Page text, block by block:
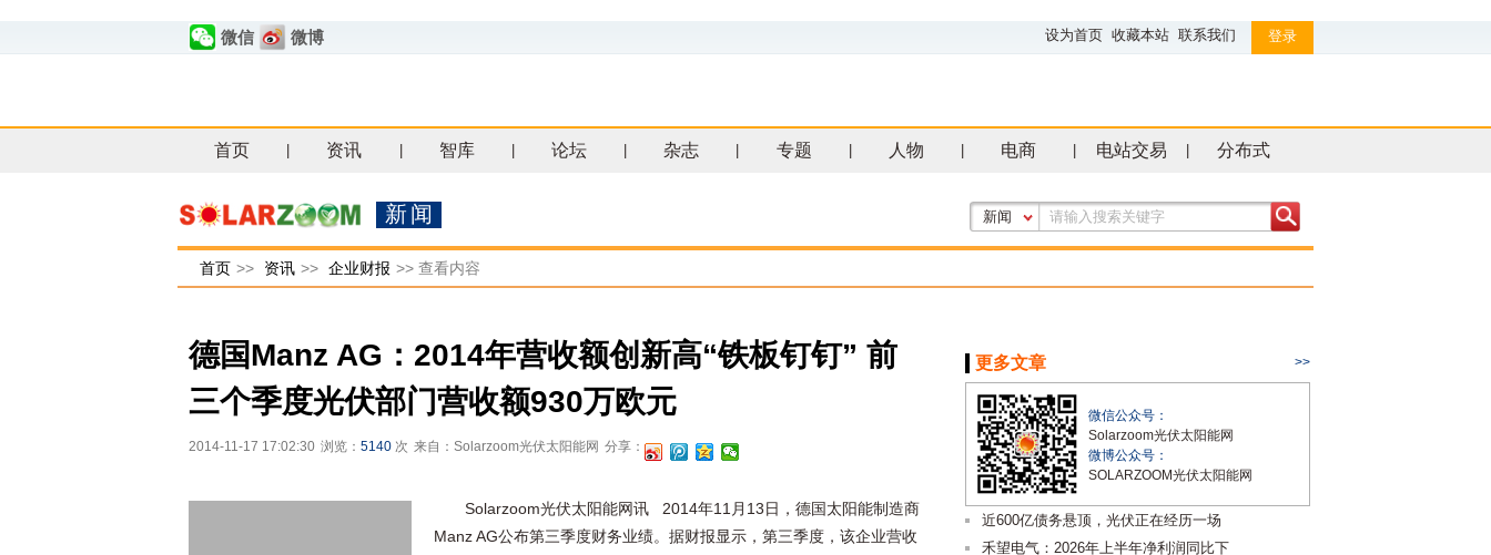
微信 微博 设为首页 收藏本站 联系我们 登录
首页 资讯 智库 论坛 杂志 专题 人物 电商 电站交易 分布式
新闻 新闻
首页 >> 资讯 >> 企业财报 >> 查看内容
德国Manz AG：2014年营收额创新高“铁板钉钉” 前
三个季度光伏部门营收额930万欧元
2014-11-17 17:02:30 浏览： 5140 次 来自：Solarzoom光伏太阳能网 分享：
Solarzoom光伏太阳能网讯 2014年11月13日，德国太阳能制造商
Manz AG公布第三季度财务业绩。据财报显示，第三季度，该企业营收
更多文章 >>
微信公众号：
Solarzoom光伏太阳能网
微博公众号：
SOLARZOOM光伏太阳能网
近600亿债务悬顶，光伏正在经历一场
禾望电气：2026年上半年净利润同比下